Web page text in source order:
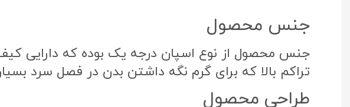
جنس محصول
جنس محصول از نوع اسپان درجه یک بوده که دارایی
تراکم بالا که برای گرم نگه داشتن بدن در فصل سرد
طراحی محصول